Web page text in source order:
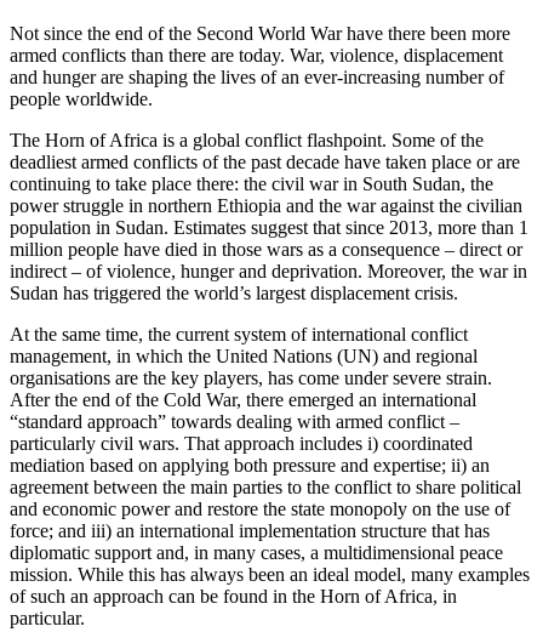
Not since the end of the Second World War have there been more
armed conflicts than there are today. War, violence, displacement
and hunger are shaping the lives of an ever-increasing number of
people world­wide.
The Horn of Africa is a global conflict flashpoint. Some of the
deadliest armed conflicts of the past decade have taken place or are
continuing to take place there: the civil war in South Sudan, the
power struggle in northern Ethiopia and the war against the civilian
population in Sudan. Estimates suggest that since 2013, more than 1
million people have died in those wars as a consequence – direct or
indirect – of violence, hunger and deprivation. Moreover, the war in
Sudan has triggered the world’s largest dis­placement crisis.
At the same time, the current system of inter­national conflict
management, in which the United Nations (UN) and regional
organisations are the key players, has come under severe strain.
After the end of the Cold War, there emerged an international
“standard approach” towards dealing with armed con­flict –
particularly civil wars. That approach includes i) coordinated
mediation based on applying both pres­sure and expertise; ii) an
agreement between the main parties to the conflict to share political
and economic power and restore the state monopoly on the use of
force; and iii) an international implementation struc­ture that has
diplomatic support and, in many cases, a multidimensional peace
mission. While this has always been an ideal model, many examples
of such an approach can be found in the Horn of Africa, in
particular.